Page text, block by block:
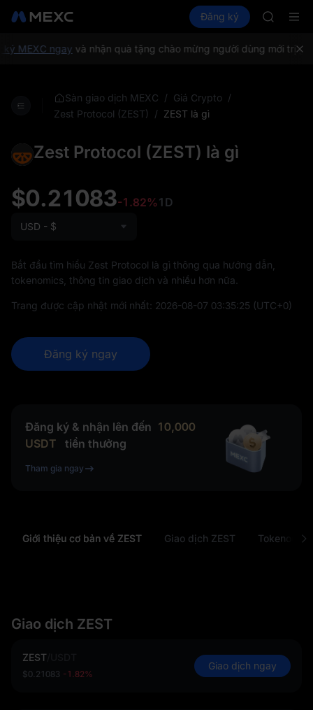
Thị trường Spot Futures SPCX
Đăng ký
UNITREE
MEXC ngayvà nhận quà tặng chào mừng người dùng mới trị giá
Sàn giao dịch MEXC / Giá Crypto /
Zest Protocol (ZEST)
/ ZEST là gì
Zest Protocol (ZEST) là gì
$0.21083-1.82%1D
USD - $
Bắt đầu tìm hiểu Zest Protocol là gì thông qua hướng dẫn,
tokenomics, thông tin giao dịch và nhiều hơn nữa.
Trang được cập nhật mới nhất: 2026-08-07 03:35:25 (UTC+0)
Đăng ký ngay
Đăng ký & nhận lên đến 10,000
USDT
tiền thưởng
Tham gia ngay
Giới thiệu cơ bản về ZEST Giao dịch ZEST
Giao dịch ZEST
ZEST
$0.21083 -1.82%
Giao dịch ngay